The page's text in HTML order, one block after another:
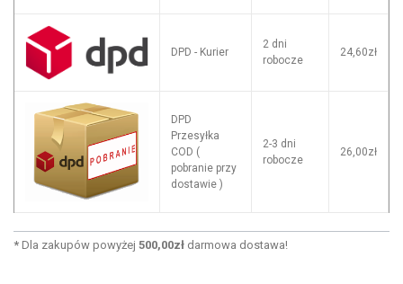
DPD - Kurier
2 dni
robocze
24,60zł
DPD
Przesyłka
COD (
pobranie przy
dostawie )
2-3 dni
robocze
26,00zł
* Dla zakupów powyżej 500,00zł darmowa dostawa!